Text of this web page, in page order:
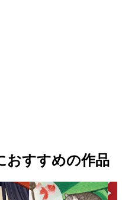
おすすめの作品